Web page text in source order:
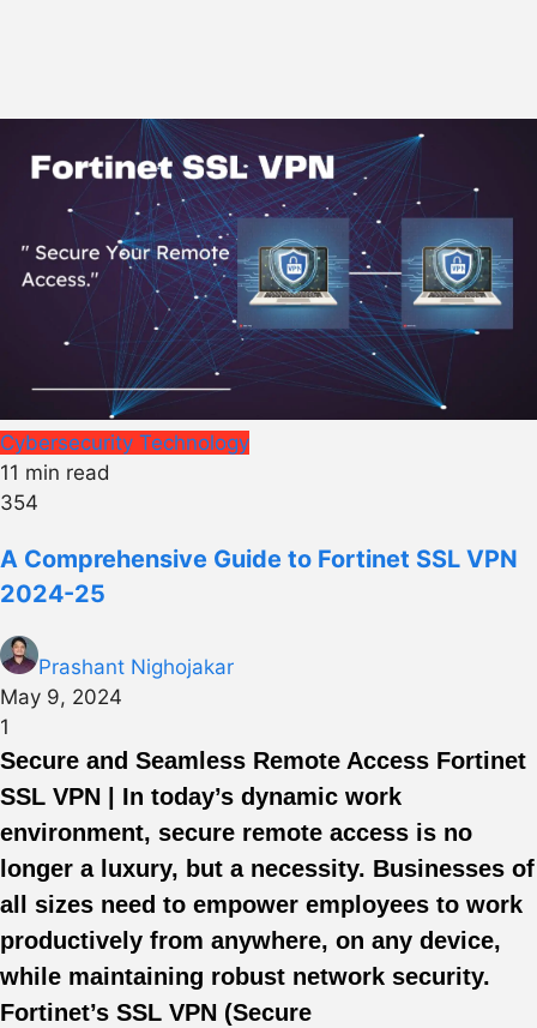
Cybersecurity Technology
11 min read
354
A Comprehensive Guide to Fortinet SSL VPN
2024-25
Prashant Nighojakar
May 9, 2024
1
Secure and Seamless Remote Access Fortinet
SSL VPN | In today’s dynamic work
environment, secure remote access is no
longer a luxury, but a necessity. Businesses of
all sizes need to empower employees to work
productively from anywhere, on any device,
while maintaining robust network security.
Fortinet’s SSL VPN (Secure